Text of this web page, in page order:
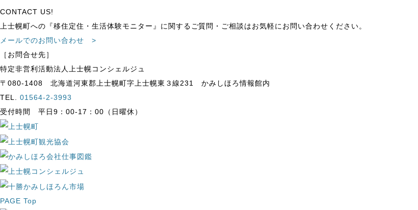
CONTACT US!
上士幌町への『移住定住・生活体験モニター』に関するご質問・ご相談はお気軽にお問い合わせください。
メールでのお問い合わせ >
［お問合せ先］
特定非営利活動法人
上士幌コンシェルジュ
〒080-1408 北海道河東郡上士幌町字上士幌東３線231 かみしほろ情報館内
TEL. 01564-2-3993
受付時間 平日9：00-17：00（日曜休）
PAGE Top